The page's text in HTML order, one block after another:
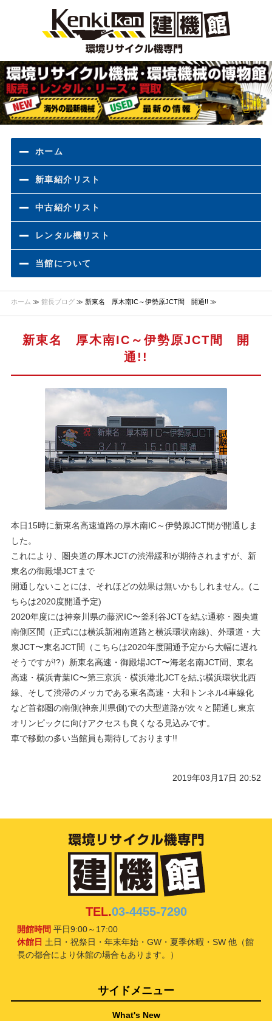
ホーム
新車紹介リスト
中古紹介リスト
レンタル機リスト
当館について
ホーム ≫ 館長ブログ≫ 新東名 厚木南IC～伊勢原JCT間 開通!! ≫
新東名 厚木南IC～伊勢原JCT間 開
通!!
本日15時に新東名高速道路の厚木南IC～伊勢原JCT間が開通しま
した。
これにより、圏央道の厚木JCTの渋滞緩和が期待されますが、新
東名の御殿場JCTまで
開通しないことには、それほどの効果は無いかもしれません。(こ
ちらは2020度開通予定)
2020年度には神奈川県の藤沢IC〜釜利谷JCTを結ぶ通称・圏央道
南側区間（正式には横浜新湘南道路と横浜環状南線)、外環道・大
泉JCT〜東名JCT間（こちらは2020年度開通予定から大幅に遅れ
そうですが!?）新東名高速・御殿場JCT〜海老名南JCT間、東名
高速・横浜青葉IC〜第三京浜・横浜港北JCTを結ぶ横浜環状北西
線、そして渋滞のメッカである東名高速・大和トンネル4車線化
など首都圏の南側(神奈川県側)での大型道路が次々と開通し東京
オリンピックに向けアクセスも良くなる見込みです。
車で移動の多い当館員も期待しております!!
2019年03月17日 20:52
TEL.03-4455-7290
開館時間 平日9:00～17:00
休館日 土日・祝祭日・年末年始・GW・夏季休暇・SW 他（館
長の都合により休館の場合もあります。）
サイドメニュー
What's New